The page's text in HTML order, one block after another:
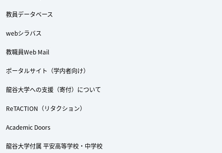
教員データベース
webシラバス
教職員Web Mail
ポータルサイト（学内者向け）
龍谷大学への支援（寄付）について
ReTACTION（リタクション）
Academic Doors
龍谷大学付属 平安高等学校・中学校